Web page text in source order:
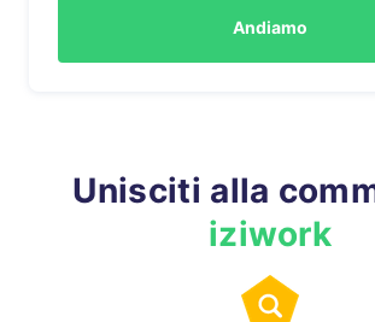
Andiamo
Unisciti alla
iziwork